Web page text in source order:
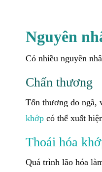
Nguyên
Có nhiều nguyên
Chấn thương
Tổn thương do ngã,
khớp có thể xuất
Thoái hóa
Quá trình lão hóa